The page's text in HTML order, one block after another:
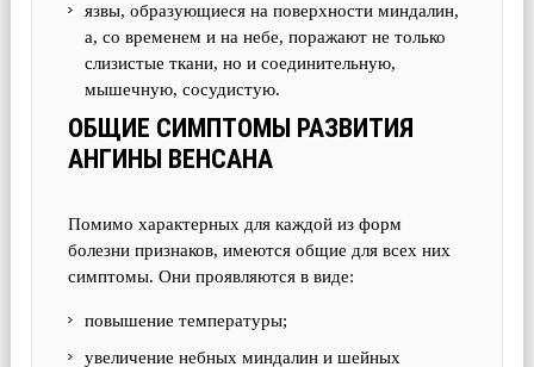
язвы, образующиеся на поверхности миндалин,
а, со временем и на небе, поражают не только
слизистые ткани, но и соединительную,
мышечную, сосудистую.
ОБЩИЕ СИМПТОМЫ РАЗВИТИЯ
АНГИНЫ ВЕНСАНА
Помимо характерных для каждой из форм
болезни признаков, имеются общие для всех них
симптомы. Они проявляются в виде:
повышение температуры;
увеличение небных миндалин и шейных